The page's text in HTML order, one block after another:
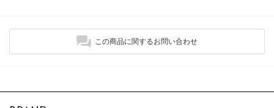
この商品に関するお問い合わせ